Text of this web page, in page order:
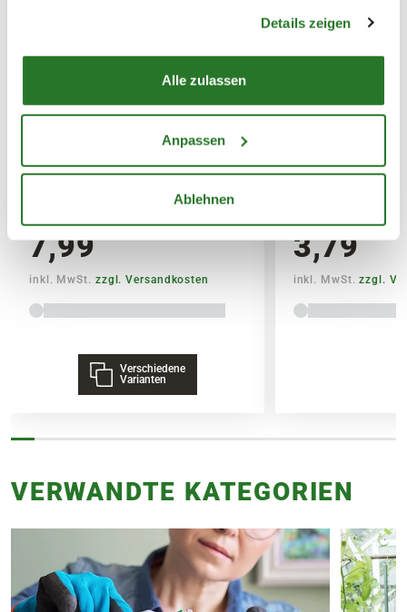
Details zeigen
Alle zulassen
Anpassen
Ablehnen
SPEDITIONSVERSAND
29,95€
BLUMEN RISSE Bio-Garten-&
Gemüsedünger
7,99
inkl. MwSt. zzgl. Versandkosten
Verschiedene
Varianten
&
3,79
inkl. MwSt.zzgl.
VERWANDTE KATEGORIEN